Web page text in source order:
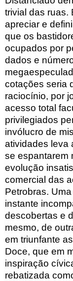
trivial das ruas.
apreciar e
que os
ocupados por
dados e
cotações seria
raciocínio, por
acesso total
privilegiados
invólucro de
atividades leva
se espantarem
evolução
comercial das
Petrobras.
instante
descobertas e
mesmo, de
em triunfante
Doce, que em
inspiração
rebatizada